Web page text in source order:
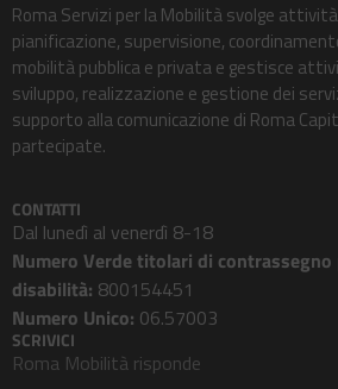
Roma Servizi per la Mobilità svolge
pianificazione, supervisione,
mobilità pubblica e privata e gestisce
sviluppo, realizzazione e gestione dei
supporto alla comunicazione di Roma
partecipate.
CONTATTI
Dal lunedì al venerdì 8-18
Numero Verde titolari di contrassegno
disabilità: 800154451
Numero Unico: 06.57003
SCRIVICI
Roma Mobilità risponde